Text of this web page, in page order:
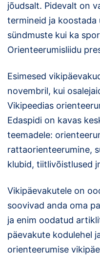
Ajalugu
Koolitused
jõudsalt. Pidevalt on
termineid ja koostada
sündmuste kui ka
Orienteerumisliidu
Esimesed
novembril, kui
Vikipeedias
Edaspidi on kavas
teemadele:
rattaorienteerumine,
klubid, tiitlivõistlused
Vikipäevakutele on
soovivad anda oma
ja enim oodatud
päevakute kodulehel
orienteerumise